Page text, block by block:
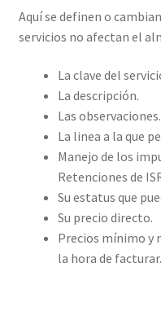
Aquí se definen o
servicios no afectan el
La clave del
La descripción.
Las
La linea a la que
Manejo de los
Retenciones de
Su estatus que
Su precio directo.
Precios mínimo y
la hora de facturar.